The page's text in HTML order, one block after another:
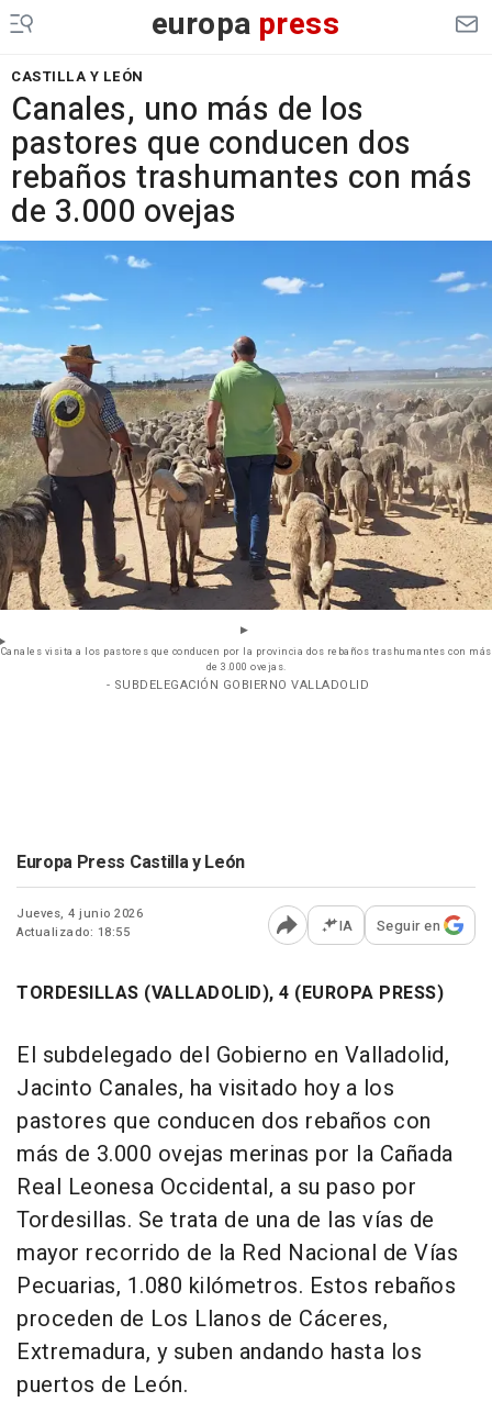
europa press
CASTILLA Y LEÓN
Canales, uno más de los
pastores que conducen dos
rebaños trashumantes con más
de 3.000 ovejas
Canales visita a los pastores que conducen por la provincia dos rebaños trashumantes con más
de 3.000 ovejas.
- SUBDELEGACIÓN GOBIERNO VALLADOLID
Europa Press Castilla y León
Jueves, 4 junio 2026
Actualizado: 18:55
Abrir opciones para
IA Seguir en
TORDESILLAS (VALLADOLID), 4 (EUROPA PRESS)
El subdelegado del Gobierno en Valladolid,
Jacinto Canales, ha visitado hoy a los
pastores que conducen dos rebaños con
más de 3.000 ovejas merinas por la Cañada
Real Leonesa Occidental, a su paso por
Tordesillas. Se trata de una de las vías de
mayor recorrido de la Red Nacional de Vías
Pecuarias, 1.080 kilómetros. Estos rebaños
proceden de Los Llanos de Cáceres,
Extremadura, y suben andando hasta los
puertos de León.